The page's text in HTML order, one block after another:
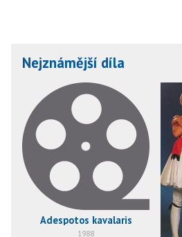
Nejznámější díla
Adespotos kavalaris
1988